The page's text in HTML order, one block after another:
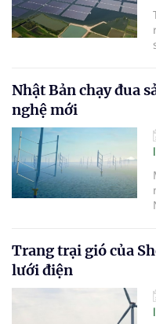
Nhật Bản chạy đua
nghệ mới
Trang trại gió của
lưới điện